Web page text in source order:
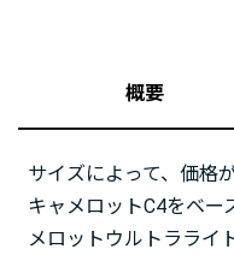
概要
サイズによって、価格
キャメロットC4をベー
メロットウルトラライ